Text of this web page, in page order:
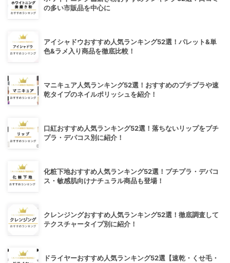
の多い市販品を中心に
アイシャドウおすすめ人気ランキング52選！パレット&単
色&ラメ入り商品を徹底比較！
マニキュア人気ランキング52選！おすすめのプチプラや速
乾タイプのネイルポリッシュを紹介！
口紅おすすめ人気ランキング52選！落ちないリップをプチ
プラ・デパコス別に紹介！
化粧下地おすすめ人気ランキング52選！プチプラ・デパコ
ス・敏感肌向けナチュラル商品も登場！
クレンジングおすすめ人気ランキング52選！徹底調査して
テクスチャータイプ別に紹介！
ドライヤーおすすめ人気ランキング52選【速乾・くせ毛・